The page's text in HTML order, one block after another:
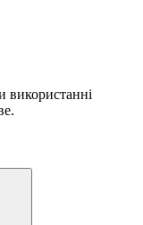
використанні